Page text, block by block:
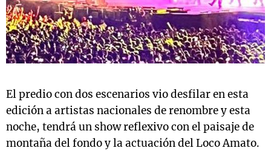
El predio con dos escenarios vio desfilar en esta
edición a artistas nacionales de renombre y esta
noche, tendrá un show reflexivo con el paisaje de
montaña del fondo y la actuación del Loco Amato.